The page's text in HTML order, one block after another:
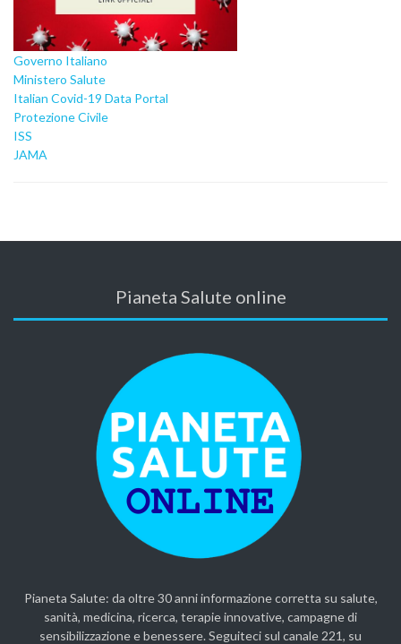
Governo Italiano
Ministero Salute
Italian Covid-19 Data Portal
Protezione Civile
ISS
JAMA
Pianeta Salute online
Pianeta Salute: da oltre 30 anni informazione corretta su salute,
sanità, medicina, ricerca, terapie innovative, campagne di
sensibilizzazione e benessere. Seguiteci sul canale 221, su